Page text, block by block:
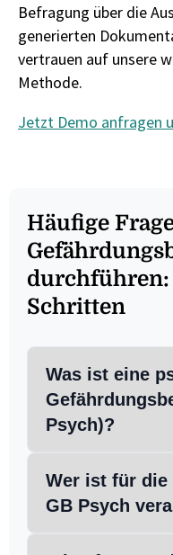
Befragung über die
generierten
vertrauen auf unsere
Methode.
Jetzt Demo anfragen
Häufige
durchführen:
Schritten
Was ist eine
Psych)?
Wer ist für die
GB Psych